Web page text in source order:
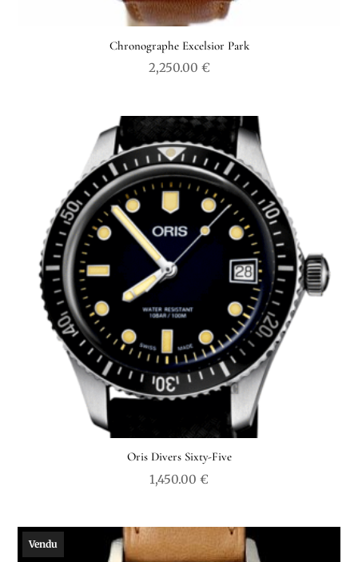
Chronographe Excelsior Park
2,250.00 €
Oris Divers Sixty-Five
1,450.00 €
Vendu